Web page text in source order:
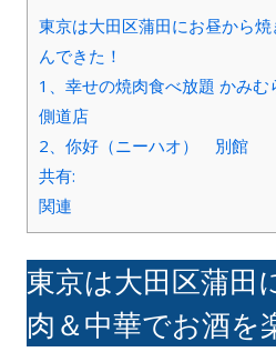
東京は大田区蒲田にお昼から
んできた！
1、幸せの焼肉食べ放題 かみ
側道店
2、你好（ニーハオ） 別館
共有:
関連
東京は大田区蒲田
肉＆中華でお酒を